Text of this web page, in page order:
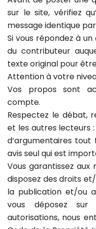
sur le site, vérifiez
message identique
Si vous répondez à
du contributeur
texte original pour
Attention à votre
Vos propos sont
compte.
Respectez le débat,
et les autres lecteurs
d’argumentaires
avis seul qui est
Vous garantissez aux
disposez des droits
la publication et/ou
vous déposez
autorisations, nous